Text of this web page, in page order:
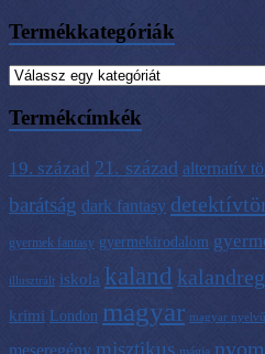
Termékkategóriák
Termékcímkék
19. század 21. század alternatív
barátság dark fantasy
gyermek fantasy gyermekirodalom
illusztrált iskola kaland
krimi London magyar magyar nyelvű
misztikus